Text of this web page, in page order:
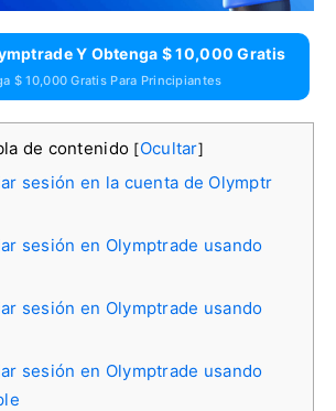
Y Obtenga $ 10,000 Gratis
$ 10,000 Gratis Para Principiantes
de contenido [Ocultar]
sesión en la cuenta de Olymptr
sesión en Olymptrade usando
sesión en Olymptrade usando
sesión en Olymptrade usando